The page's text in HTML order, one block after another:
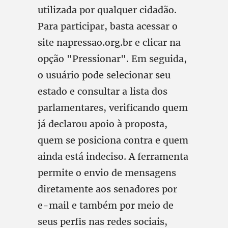
utilizada por qualquer cidadão.
Para participar, basta acessar o
site napressao.org.br e clicar na
opção "Pressionar". Em seguida,
o usuário pode selecionar seu
estado e consultar a lista dos
parlamentares, verificando quem
já declarou apoio à proposta,
quem se posiciona contra e quem
ainda está indeciso. A ferramenta
permite o envio de mensagens
diretamente aos senadores por
e-mail e também por meio de
seus perfis nas redes sociais,